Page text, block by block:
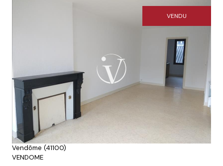
VENDU
Voir le bien
Vendôme (41100)
VENDOME